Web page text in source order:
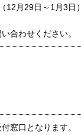
12月29日～1月3日
合わせください。
窓口となります。